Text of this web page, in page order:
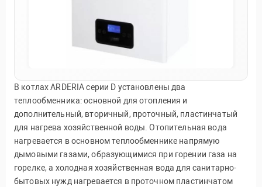
В котлах ARDERIA серии D установлены два
теплообменника: основной для отопления и
дополнительный, вторичный, проточный, пластинчатый
для нагрева хозяйственной воды. Отопительная вода
нагревается в основном теплообменнике напрямую
дымовыми газами, образующимися при горении газа на
горелке, а холодная хозяйственная вода для санитарно-
бытовых нужд нагревается в проточном пластинчатом